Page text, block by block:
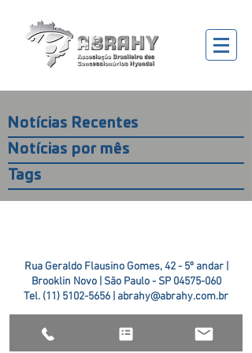
Notícias Recentes
Notícias por mês
Tags
Rua Geraldo Flausino Gomes, 42 - 5º andar |
Brooklin Novo | São Paulo - SP 04575-060
Tel. (11) 5102-5656 abrahy@abrahy.com.br
©2018 ABRAHY. criado pela TR2 Art + Design